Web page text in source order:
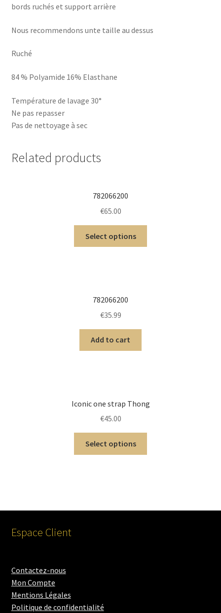
bords ruchés et support arrière
Nous recommendons unte taille au dessus
Ruché
84 % Polyamide 16% Elasthane
Température de lavage 30°
Ne pas repasser
Pas de nettoyage à sec
Related products
782066200
€65.00
Select options
782066200
€35.99
Add to cart
Iconic one strap Thong
€45.00
Select options
Espace Client
Contactez-nous
Mon Compte
Mentions Légales
Politique de confidentialité